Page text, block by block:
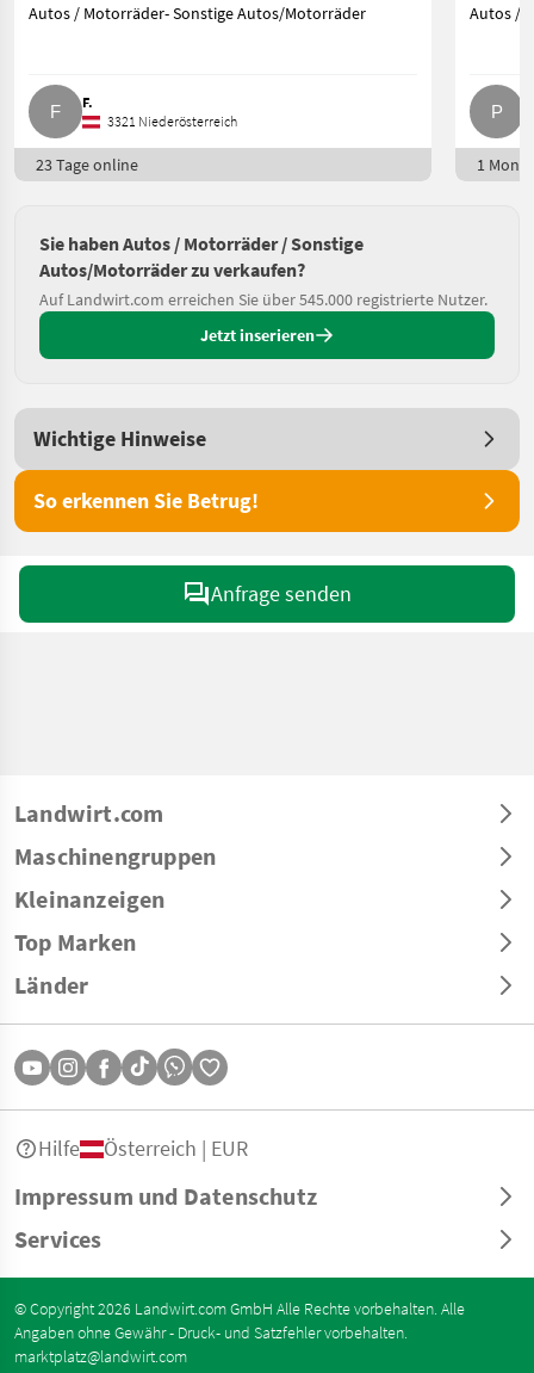
Autos / Motorräder- Sonstige Autos/Motorräder
F.
3321 Niederösterreich
23 Tage online
Autos /
1
Sie haben Autos / Motorräder / Sonstige
Autos/Motorräder zu verkaufen?
Auf Landwirt.com erreichen Sie über 545.000 registrierte Nutzer.
Jetzt inserieren
Wichtige Hinweise
So erkennen Sie Betrug!
Anfrage senden
Landwirt.com
Maschinengruppen
Kleinanzeigen
Top Marken
Länder
Impressum und Datenschutz
Services
Hilfe Österreich | EUR
© Copyright 2026 Landwirt.com GmbH Alle Rechte vorbehalten. Alle
Angaben ohne Gewähr - Druck- und Satzfehler vorbehalten.
marktplatz@landwirt.com